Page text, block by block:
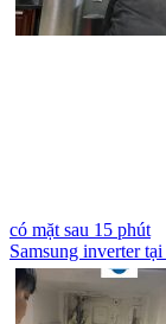
có mặt sau 15 phút
Samsung inverter